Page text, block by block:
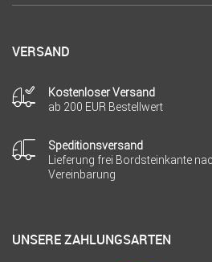
VERSAND
Kostenloser Versand
ab 200 EUR Bestellwert
Speditionsversand
Lieferung frei Bordsteinkante
Vereinbarung
UNSERE ZAHLUNGSARTEN